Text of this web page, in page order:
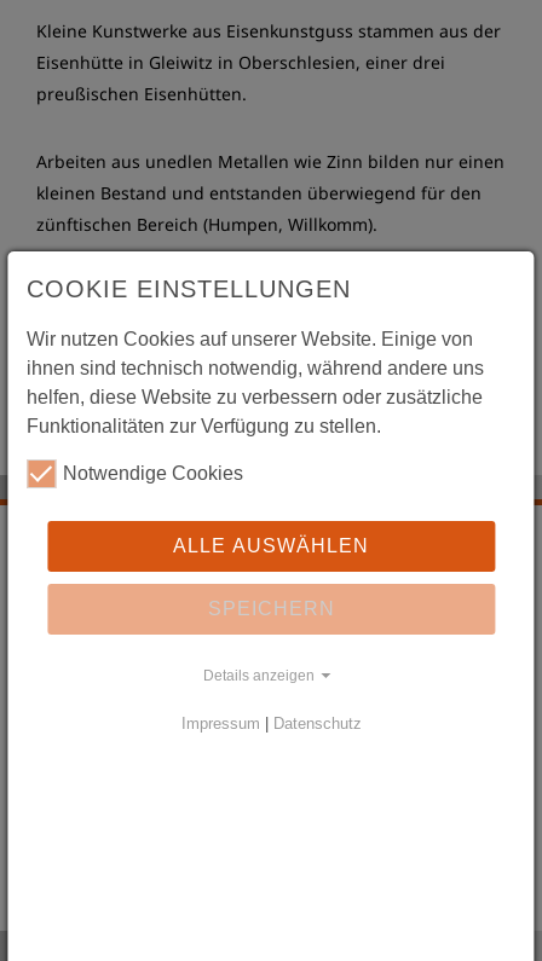
Kleine Kunstwerke aus Eisenkunstguss stammen aus der
Eisenhütte in Gleiwitz in Oberschlesien, einer drei
preußischen Eisenhütten.
Arbeiten aus unedlen Metallen wie Zinn bilden nur einen
kleinen Bestand und entstanden überwiegend für den
zünftischen Bereich (Humpen, Willkomm).
Adlerorden der Breslauer Zwingerschützenbruderschaft,
Bundesrepublik Deutschland
Foto: Janos Stekovics, © SMG
Historische Erinnerungsstücke
Erinnerung an Flucht und Vertreibung
Kunst des 20. Jahrhunderts
Hinterglasmalerei
COOKIE EINSTELLUNGEN
Wir nutzen Cookies auf unserer Website. Einige von
ihnen sind technisch notwendig, während andere uns
helfen, diese Website zu verbessern oder zusätzliche
Funktionalitäten zur Verfügung zu stellen.
Notwendige Cookies
ALLE AUSWÄHLEN
SPEICHERN
Details anzeigen
Impressum | Datenschutz